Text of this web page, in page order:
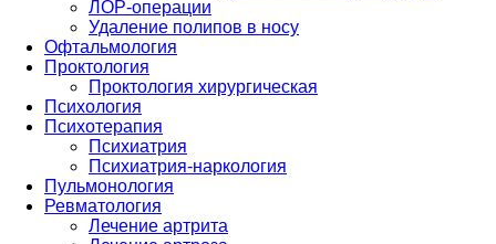
ЛОР-операции
Удаление полипов в носу
Офтальмология
Проктология
Проктология хирургическая
Психология
Психотерапия
Психиатрия
Психиатрия-наркология
Пульмонология
Ревматология
Лечение артрита